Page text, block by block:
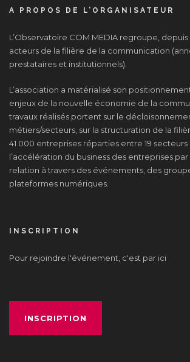
A PROPOS DE L’ORGANISATEUR
L’Observatoire COM MEDIA regroupe,
acteurs de la filière de la communication
prestataires et institutionnels).
L’association a matérialisé son
enjeux de la nouvelle économie de la
travaux réalisés portent sur le
métiers/secteurs, sur la structuration de la
41 000 entreprises réparties entre 19 secteurs
l’accélération du business des entreprises
relation à travers des événements, des
plateformes numériques.
INSCRIPTION
Pour rejoindre l'événement, c'est par ici
INSCRIPTION